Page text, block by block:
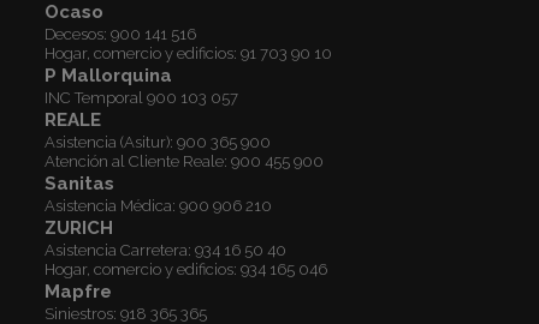
Ocaso
Decesos:900 141 516
Hogar, comercio y edificios:91 703 90 10
P Mallorquina
INC Temporal900 103 057
REALE
Asistencia (Asitur):900 365 900
Atención al Cliente Reale:900 455 900
Sanitas
Asistencia Médica:900 906 210
ZURICH
Asistencia Carretera:934 16 50 40
Hogar, comercio y edificios:934 165 046
Mapfre
Siniestros:918 365 365